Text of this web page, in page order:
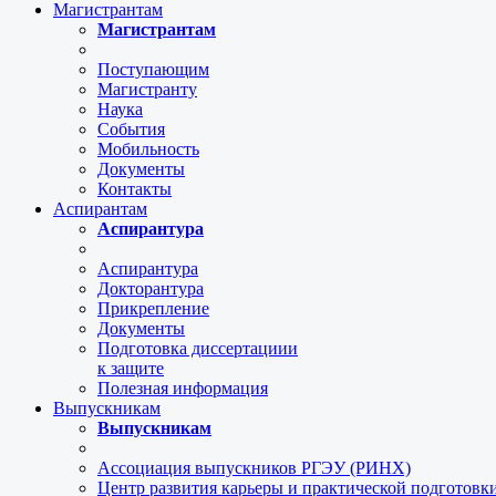
Магистрантам
Магистрантам
Поступающим
Магистранту
Наука
События
Мобильность
Документы
Контакты
Аспирантам
Аспирантура
Аспирантура
Докторантура
Прикрепление
Документы
Подготовка диссертациии
к защите
Полезная информация
Выпускникам
Выпускникам
Ассоциация выпускников РГЭУ (РИНХ)
Центр развития карьеры и практической